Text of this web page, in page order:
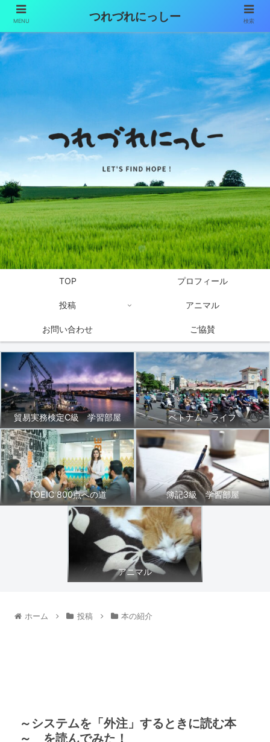
TOP プロフィール
投稿 アニマル
お問い合わせ ご協賛
貿易実務検定C級 学習部屋 ベトナム ライフ
TOEIC 800点への道 簿記3級 学習部屋
アニマル
ホーム 投稿 本の紹介
～システムを「外注」するときに読む本
～ を読んでみた！
MENU つれづれにっしー 検索